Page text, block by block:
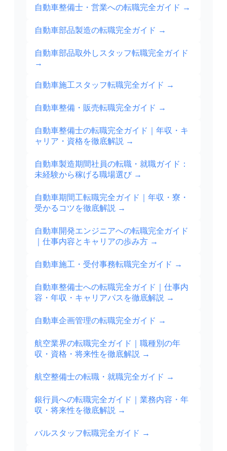
自動車整備士・営業への転職完全ガイド →
自動車部品製造の転職完全ガイド →
自動車部品取外しスタッフ転職完全ガイド
→
自動車施工スタッフ転職完全ガイド →
自動車整備・販売転職完全ガイド →
自動車整備士の転職完全ガイド｜年収・キ
ャリア・資格を徹底解説 →
自動車製造期間社員の転職・就職ガイド：
未経験から稼げる職場選び →
自動車期間工転職完全ガイド｜年収・寮・
受かるコツを徹底解説 →
自動車開発エンジニアへの転職完全ガイド
｜仕事内容とキャリアの歩み方 →
自動車施工・受付事務転職完全ガイド →
自動車整備士への転職完全ガイド｜仕事内
容・年収・キャリアパスを徹底解説 →
自動車企画管理の転職完全ガイド →
航空業界の転職完全ガイド｜職種別の年
収・資格・将来性を徹底解説 →
航空整備士の転職・就職完全ガイド →
銀行員への転職完全ガイド｜業務内容・年
収・将来性を徹底解説 →
バルスタッフ転職完全ガイド →